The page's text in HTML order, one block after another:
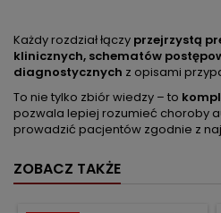
Każdy rozdział łączy przejrzystą
klinicznych, schematów
diagnostycznych z opisami
To nie tylko zbiór wiedzy – to
pozwala lepiej rozumieć choroby
prowadzić pacjentów zgodnie z
ZOBACZ TAKŻE